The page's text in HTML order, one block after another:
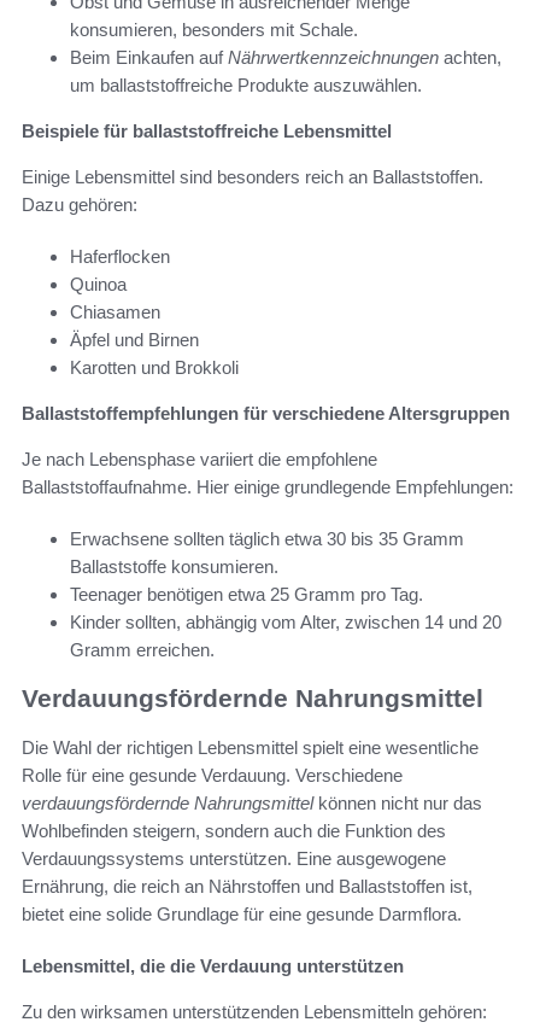
konsumieren, besonders mit Schale.
Beim Einkaufen aufNährwertkennzeichnungen achten,
um ballaststoffreiche Produkte auszuwählen.
Beispiele für ballaststoffreiche Lebensmittel
Einige Lebensmittel sind besonders reich an Ballaststoffen.
Dazu gehören:
Haferflocken
Quinoa
Chiasamen
Äpfel und Birnen
Karotten und Brokkoli
Ballaststoffempfehlungen für verschiedene Altersgruppen
Je nach Lebensphase variiert die empfohlene
Ballaststoffaufnahme. Hier einige grundlegende Empfehlungen:
Erwachsene sollten täglich etwa 30 bis 35 Gramm
Ballaststoffe konsumieren.
Teenager benötigen etwa 25 Gramm pro Tag.
Kinder sollten, abhängig vom Alter, zwischen 14 und 20
Gramm erreichen.
Verdauungsfördernde Nahrungsmittel
Die Wahl der richtigen Lebensmittel spielt eine wesentliche
Rolle für eine gesunde Verdauung. Verschiedene
verdauungsfördernde Nahrungsmittelkönnen nicht nur das
Wohlbefinden steigern, sondern auch die Funktion des
Verdauungssystems unterstützen. Eine ausgewogene
Ernährung, die reich an Nährstoffen und Ballaststoffen ist,
bietet eine solide Grundlage für eine gesunde Darmflora.
Lebensmittel, die die Verdauung unterstützen
Zu den wirksamen unterstützenden Lebensmitteln gehören: